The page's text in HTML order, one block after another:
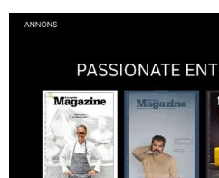
Läraren som omfamnar sociala medier.